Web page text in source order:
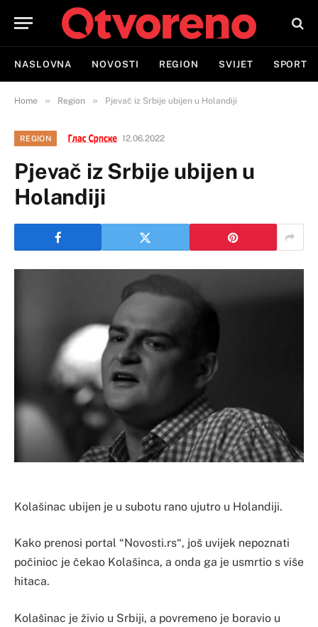
NASLOVNA NOVOSTI REGION SVIJET SPORT
Home » Region » Pjevač iz Srbije ubijen u Holandiji
REGION 12.06.2022
Pjevač iz Srbije ubijen u
Holandiji
Kolašinac ubijen je u subotu rano ujutro u Holandiji.
Kako prenosi portal “Novosti.rs“, još uvijek nepoznati
počinioc je čekao Kolašinca, a onda ga je usmrtio s više
hitaca.
Kolašinac je živio u Srbiji, a povremeno je boravio u